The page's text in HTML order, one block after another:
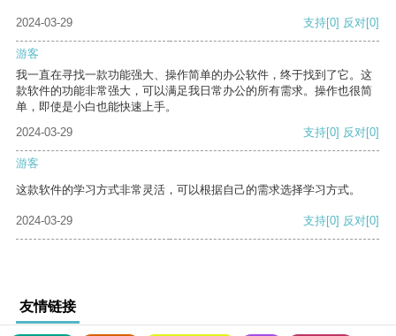
2024-03-29 支持[0] 反对[0]
游客
我一直在寻找一款功能强大、操作简单的办公软件，终于找到了它。这
款软件的功能非常强大，可以满足我日常办公的所有需求。操作也很简
单，即使是小白也能快速上手。
2024-03-29
支持[0] 反对[0]
游客
这款软件的学习方式非常灵活，可以根据自己的需求选择学习方式。
2024-03-29 支持[0] 反对[0]
友情链接